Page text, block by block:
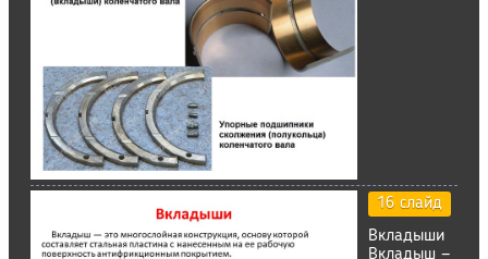
16 слайд
Вкладыши
Вкладыш —